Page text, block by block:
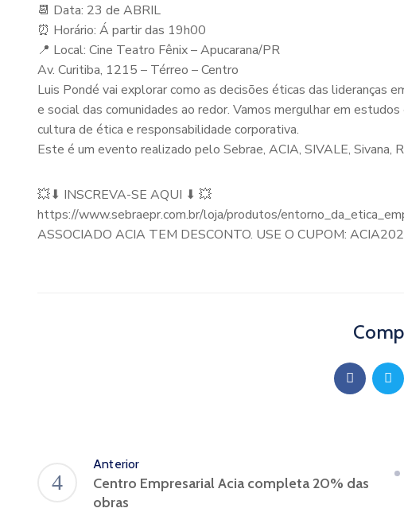
📆 Data: 23 de ABRIL
⏰ Horário: Á partir das 19h00
📍 Local: Cine Teatro Fênix – Apucarana/PR
Av. Curitiba, 1215 – Térreo – Centro
Luis Pondé vai explorar como as decisões éticas das lideranças
e social das comunidades ao redor. Vamos mergulhar em
cultura de ética e responsabilidade corporativa.
Este é um evento realizado pelo Sebrae, ACIA, SIVALE, Sivana,
💥⬇ INSCREVA-SE AQUI ⬇ 💥
https://www.sebraepr.com.br/loja/produtos/
ASSOCIADO ACIA TEM DESCONTO. USE O CUPOM:
Anterior
Centro Empresarial Acia completa 20% das
obras